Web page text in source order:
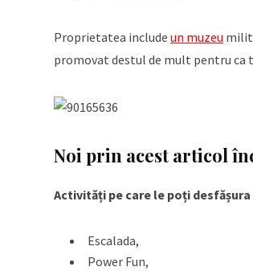
Proprietatea include un muzeu
promovat destul de mult pentru ca
Noi prin acest articol
Activități pe care le poți desfășura
Escalada,
Power Fun,